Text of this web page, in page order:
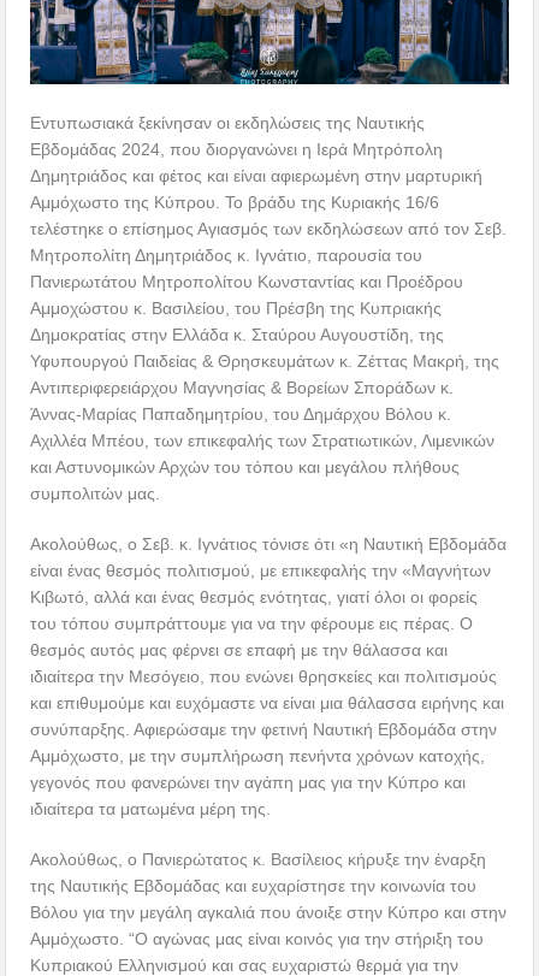
Εντυπωσιακά ξεκίνησαν οι εκδηλώσεις της Ναυτικής
Εβδομάδας 2024, που διοργανώνει η Ιερά Μητρόπολη
Δημητριάδος και φέτος και είναι αφιερωμένη στην μαρτυρική
Αμμόχωστο της Κύπρου. Το βράδυ της Κυριακής 16/6
τελέστηκε ο επίσημος Αγιασμός των εκδηλώσεων από τον Σεβ.
Μητροπολίτη Δημητριάδος κ. Ιγνάτιο, παρουσία του
Πανιερωτάτου Μητροπολίτου Κωνσταντίας και Προέδρου
Αμμοχώστου κ. Βασιλείου, του Πρέσβη της Κυπριακής
Δημοκρατίας στην Ελλάδα κ. Σταύρου Αυγουστίδη, της
Υφυπουργού Παιδείας & Θρησκευμάτων κ. Ζέττας Μακρή, της
Αντιπεριφερειάρχου Μαγνησίας & Βορείων Σποράδων κ.
Άννας-Μαρίας Παπαδημητρίου, του Δημάρχου Βόλου κ.
Αχιλλέα Μπέου, των επικεφαλής των Στρατιωτικών, Λιμενικών
και Αστυνομικών Αρχών του τόπου και μεγάλου πλήθους
συμπολιτών μας.
Ακολούθως, ο Σεβ. κ. Ιγνάτιος τόνισε ότι «η Ναυτική Εβδομάδα
είναι ένας θεσμός πολιτισμού, με επικεφαλής την «Μαγνήτων
Κιβωτό, αλλά και ένας θεσμός ενότητας, γιατί όλοι οι φορείς
του τόπου συμπράττουμε για να την φέρουμε εις πέρας. Ο
θεσμός αυτός μας φέρνει σε επαφή με την θάλασσα και
ιδιαίτερα την Μεσόγειο, που ενώνει θρησκείες και πολιτισμούς
και επιθυμούμε και ευχόμαστε να είναι μια θάλασσα ειρήνης και
συνύπαρξης. Αφιερώσαμε την φετινή Ναυτική Εβδομάδα στην
Αμμόχωστο, με την συμπλήρωση πενήντα χρόνων κατοχής,
γεγονός που φανερώνει την αγάπη μας για την Κύπρο και
ιδιαίτερα τα ματωμένα μέρη της.
Ακολούθως, ο Πανιερώτατος κ. Βασίλειος κήρυξε την έναρξη
της Ναυτικής Εβδομάδας και ευχαρίστησε την κοινωνία του
Βόλου για την μεγάλη αγκαλιά που άνοιξε στην Κύπρο και στην
Αμμόχωστο. “Ο αγώνας μας είναι κοινός για την στήριξη του
Κυπριακού Ελληνισμού και σας ευχαριστώ θερμά για την